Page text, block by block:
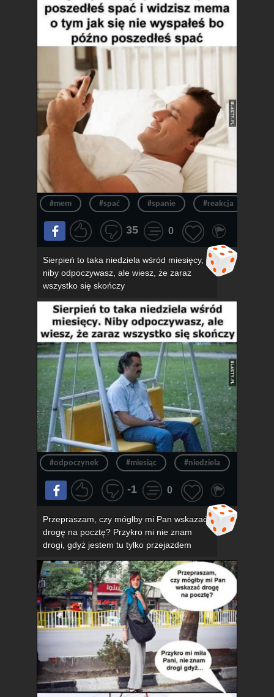
#mem #spać #spanie #reakcja
35 0
Sierpień to taka niedziela wśród miesięcy,
niby odpoczywasz, ale wiesz, że zaraz
wszystko się skończy
#odpoczynek #miesiąc #niedziela
-1 0
Przepraszam, czy mógłby mi Pan wskazać
drogę na pocztę? Przykro mi nie znam
drogi, gdyż jestem tu tylko przejazdem